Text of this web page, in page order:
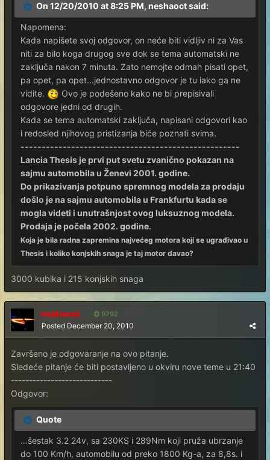
On 12/20/2010 at 8:25 PM, neshaoct said:
Napomena:
Kada napišete svoj odgovor, on neće biti vidljiv ni za Vas
niti za bilo koga drugog sve dok se tema automatski ne
zaključa nakon 7 minuta. Zato nemojte odmah pisati opet,
pa opet, pa opet...jednostavno odgovor je tu iako ga ne
vidite.
Ovo je podešeno kako ne bi prepisivali
odgovore jedni od drugih.
Kada se tema automatski zaključa, napisani odgovori kao
i redosled njihovog pristizanja biće poznati svima.
----------------------------------------------------
Lancia Thesis je prvi put svetu zvanično pokazan na
sajmu automobila u Ženevi 2001. godine.
Do prikazivanja potpuno spremnog modela za prodaju
došlo je na sajmu automobila u Frankfurtu kada se
mogla videti i unutrašnjost ovog luksuznog modela.
Prodaja je počela 2002. godine.
Koja je bila radna zapremina najvećeg motora koji se ugrađivao u
Thesis i koliko konjskih snaga je taj motor davao?
3000 kubika i 215 konjskih snaga
neshaoct 9792
Posted December 20, 2010
Završeno je odgovaranje na ovo pitanje.
Sledeće pitanje će biti postavljeno u okviru nove teme u 21:40
----------------------------
Odgovor:
Quote
…šestak 3.2 24v, sa 230KS i 289Nm koji pruža ubrzanje
do 100 Km/h, automobilu od preko 1800 Kg-a, za 8,8s. i